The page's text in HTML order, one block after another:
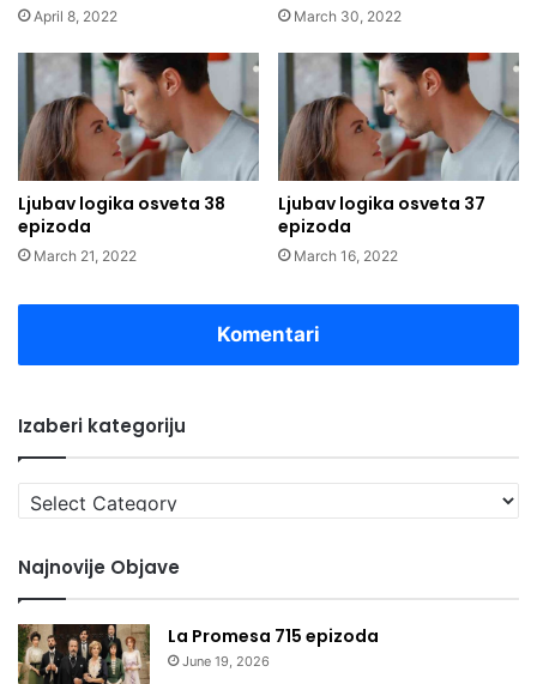
April 8, 2022 March 30, 2022
Ljubav logika osveta 38
epizoda
March 21, 2022
Ljubav logika osveta 37
epizoda
March 16, 2022
Komentari
Izaberi kategoriju
Izaberi
kategoriju
Najnovije Objave
La Promesa 715 epizoda
June 19, 2026